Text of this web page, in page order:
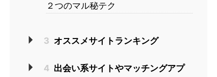
２つのマル秘テク
3 オススメサイトランキング
4 出会い系サイトやマッチングアプ